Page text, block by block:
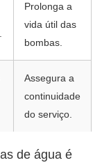
Prolonga a
vida útil das
bombas.
Assegura a
continuidade
do serviço.
de água é